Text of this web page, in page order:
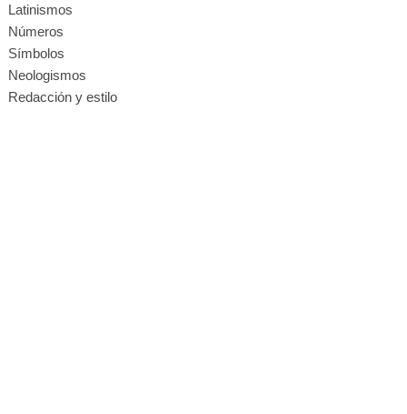
Latinismos
Números
Símbolos
Neologismos
Redacción y estilo